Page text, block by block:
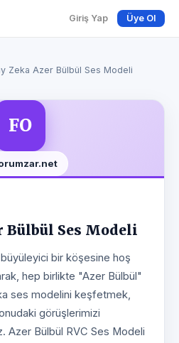
Giriş Yap Üye Ol
Zeka Azer Bülbül Ses Modeli
FO
Bülbül Ses Modeli
büyüleyici bir köşesine hoş
hep birlikte "Azer Bülbül"
ses modelini keşfetmek,
görüşlerimizi
Azer Bülbül RVC Ses Modeli